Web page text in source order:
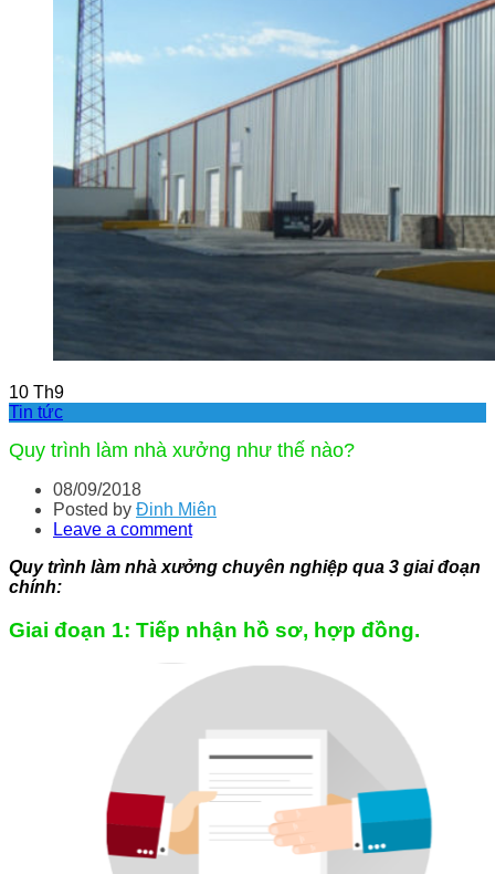
10 Th9
Tin tức
Quy trình làm nhà xưởng như thế nào?
08/09/2018
Posted by Đinh Miên
Leave a comment
Quy trình làm nhà xưởng chuyên nghiệp qua 3 giai đoạn
chính:
Giai đoạn 1: Tiếp nhận hồ sơ, hợp đồng.